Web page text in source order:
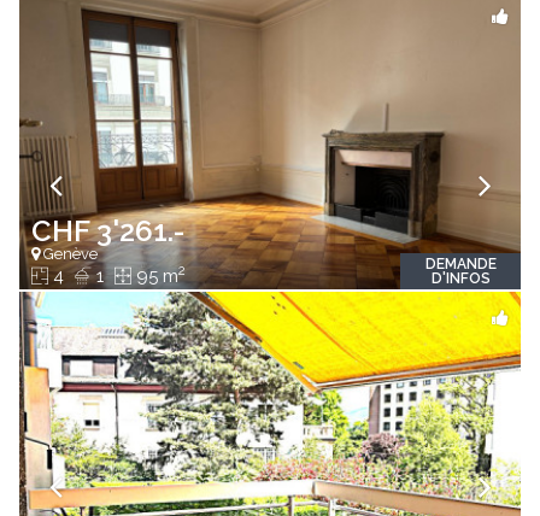
CHF 3'261.-
Genève
4 1 95 m2
DEMANDE
D'INFOS